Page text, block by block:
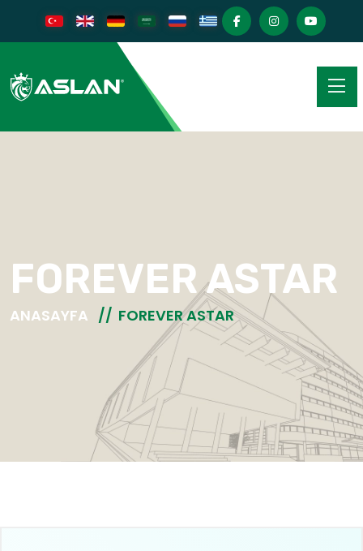
FOREVER ASTAR
ANASAYFA FOREVER ASTAR